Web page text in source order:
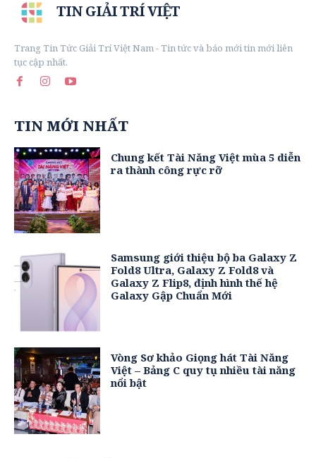
TIN GIẢI TRÍ VIỆT
Trang Tin Tức Giải Trí Việt Nam - Tin tức và báo mới tin mới liên
tục cập nhất.
TIN MỚI NHẤT
Chung kết Tài Năng Việt mùa 5 diễn
ra thành công rực rỡ
Samsung giới thiệu bộ ba Galaxy Z
Fold8 Ultra, Galaxy Z Fold8 và
Galaxy Z Flip8, định hình thế hệ
Galaxy Gập Chuẩn Mới
Vòng Sơ khảo Giọng hát Tài Năng
Việt – Bảng C quy tụ nhiều tài năng
nổi bật